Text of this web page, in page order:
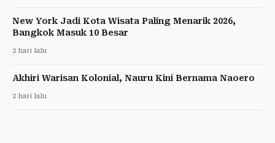
New York Jadi Kota Wisata Paling Menarik 2026,
Bangkok Masuk 10 Besar
2 hari lalu
Akhiri Warisan Kolonial, Nauru Kini Bernama Naoero
2 hari lalu